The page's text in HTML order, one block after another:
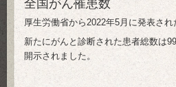
全国がん罹患数
厚生労働省から2022年5月に発表され
新たにがんと診断された患者総数は
開示されました。